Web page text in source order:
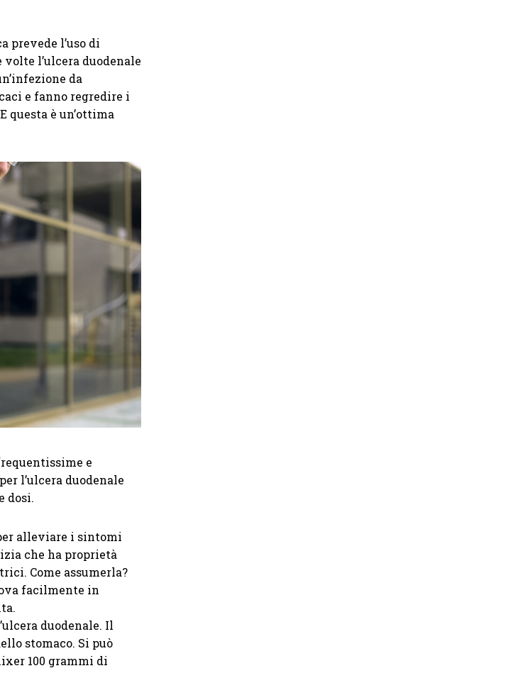
prevede l’uso di
l’ulcera duodenale
da
e fanno regredire i
questa è un’ottima
e
l’ulcera duodenale
dosi.
alleviare i sintomi
che ha proprietà
Come assumerla?
facilmente in
duodenale. Il
stomaco. Si può
100 grammi di